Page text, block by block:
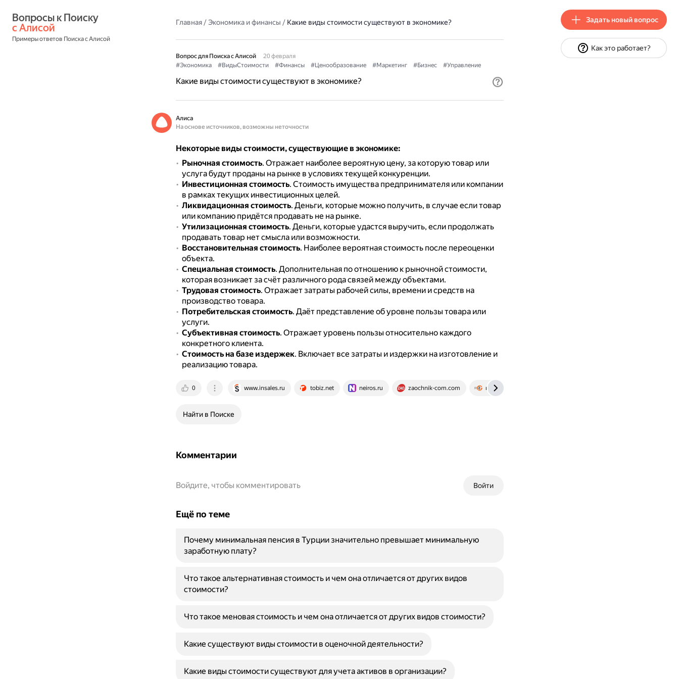
с Алисой
Примеры ответов Поиска с Алисой
Главная/Экономика и финансы / Какие виды стоимости существуют в экономике?
Вопрос для Поиска с Алисой
20 февраля
#Экономика
#ВидыСтоимости #Финансы #Ценообразование #Маркетинг #Бизнес #Управление
Какие виды стоимости существуют в экономике?
Алиса
На основе источников, возможны неточности
Некоторые виды стоимости, существующие в экономике:
Рыночная стоимость. Отражает наиболее вероятную цену, за которую товар или
услуга будут проданы на рынке в условиях текущей конкуренции.
Инвестиционная стоимость. Стоимость имущества предпринимателя или компании
в рамках текущих инвестиционных целей.
Ликвидационная стоимость. Деньги, которые можно получить, в случае если товар
или компанию придётся продавать не на рынке.
Утилизационная стоимость. Деньги, которые удастся выручить, если продолжать
продавать товар нет смысла или возможности.
Восстановительная стоимость. Наиболее вероятная стоимость после переоценки
объекта.
Специальная стоимость. Дополнительная по отношению к рыночной стоимости,
которая возникает за счёт различного рода связей между объектами.
Трудовая стоимость. Отражает затраты рабочей силы, времени и средств на
производство товара.
Потребительская стоимость. Даёт представление об уровне пользы товара или
услуги.
Субъективная стоимость. Отражает уровень пользы относительно каждого
конкретного клиента.
Стоимость на базе издержек. Включает все затраты и издержки на изготовление и
реализацию товара.
0 www.insales.ru tobiz.net neiros.ru zaochnik-com.com rrg.ru
Найти в Поиске
Комментарии
Войти
Войдите, чтобы комментировать
Ещё по теме
Почему минимальная пенсия в Турции значительно превышает минимальную
заработную плату?
Что такое альтернативная стоимость и чем она отличается от других видов
стоимости?
Что такое меновая стоимость и чем она отличается от других видов стоимости?
Какие существуют виды стоимости в оценочной деятельности?
Какие виды стоимости существуют для учета активов в организации?
Задать новый вопрос
Как это работает?